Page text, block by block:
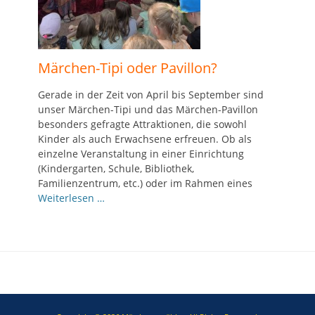
Märchen-Tipi oder Pavillon?
Gerade in der Zeit von April bis September sind
unser Märchen-Tipi und das Märchen-Pavillon
besonders gefragte Attraktionen, die sowohl
Kinder als auch Erwachsene erfreuen. Ob als
einzelne Veranstaltung in einer Einrichtung
(Kindergarten, Schule, Bibliothek,
Familienzentrum, etc.) oder im Rahmen eines
Weiterlesen …